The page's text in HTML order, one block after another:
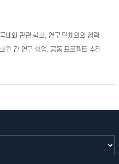
국내외 관련 학회, 연구 단체와의 협력
회원 간 연구 협업, 공동 프로젝트 추진